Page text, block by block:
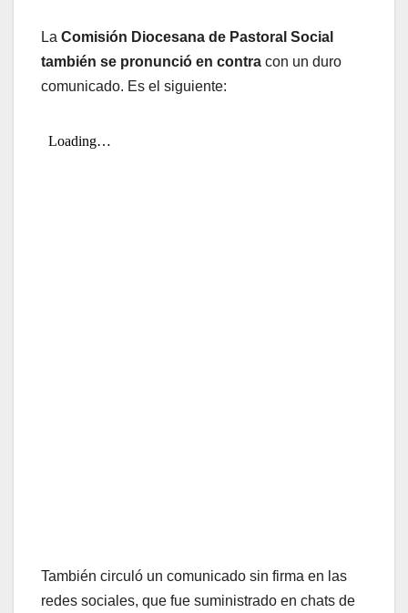
La Comisión Diocesana de Pastoral Social
también se pronunció en contra con un duro
comunicado. Es el siguiente:
También circuló un comunicado sin firma en las
redes sociales, que fue suministrado en chats de